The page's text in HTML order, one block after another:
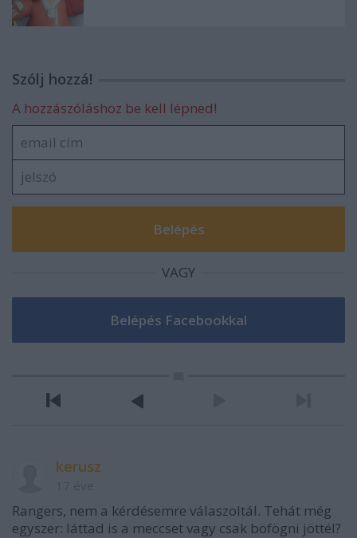
Szólj hozzá!
A hozzászóláshoz be kell lépned!
VAGY
kerusz
Rangers, nem a kérdésemre válaszoltál. Tehát még
egyszer: láttad is a meccset vagy csak böfögni jöttél?